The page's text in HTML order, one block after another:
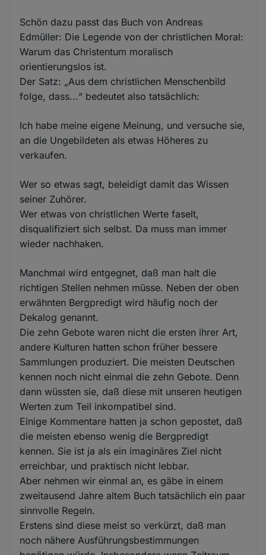
Schön dazu passt das Buch von Andreas
Edmüller: Die Legende von der christlichen Moral:
Warum das Christentum moralisch
orientierungslos ist.
Der Satz: „Aus dem christlichen Menschenbild
folge, dass...“ bedeutet also tatsächlich:
Ich habe meine eigene Meinung, und versuche sie,
an die Ungebildeten als etwas Höheres zu
verkaufen.
Wer so etwas sagt, beleidigt damit das Wissen
seiner Zuhörer.
Wer etwas von christlichen Werte faselt,
disqualifiziert sich selbst. Da muss man immer
wieder nachhaken.
Manchmal wird entgegnet, daß man halt die
richtigen Stellen nehmen müsse. Neben der oben
erwähnten Bergpredigt wird häufig noch der
Dekalog genannt.
Die zehn Gebote waren nicht die ersten ihrer Art,
andere Kulturen hatten schon früher bessere
Sammlungen produziert. Die meisten Deutschen
kennen noch nicht einmal die zehn Gebote. Denn
dann wüssten sie, daß diese mit unseren heutigen
Werten zum Teil inkompatibel sind.
Einige Kommentare hatten ja schon gepostet, daß
die meisten ebenso wenig die Bergpredigt
kennen. Sie ist ja als ein imaginäres Ziel nicht
erreichbar, und praktisch nicht lebbar.
Aber nehmen wir einmal an, es gäbe in einem
zweitausend Jahre altem Buch tatsächlich ein paar
sinnvolle Regeln.
Erstens sind diese meist so verkürzt, daß man
noch nähere Ausführungsbestimmungen